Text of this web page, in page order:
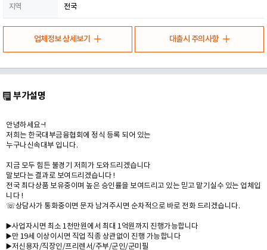
지역 전국
업체정보 상세보기 대출시 주의사항
부가설명
안녕하세요~!
저희는 한국대부금융협회에 정식 등록 되어 있는
누구나신속대부 입니다.
지금 모두 힘든 불경기 저희가 도와드리겠습니다
말보다는 결과로 보여드리겠습니다 !
전국 최다상품 보유중이며 높은 승인률을 보여드리고 있는 믿고 맡기실수 있는 업체입
니다 !
☏상담사가 통화중이면 문자 남겨주시면 순차적으로 바로 전화 드리겠습니다.
▶️사업자시면 최소 1천만원에서 최대 1억원까지 진행가능합니다
▶️만 19세 이상이시면 직업 직종 상관없이 진행 가능합니다
▶️저신용자/직장인/프리렌서/주부/군인/군미필